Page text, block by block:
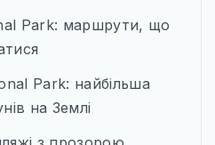
Park: маршрути, що
Park: найбільша
на Землі